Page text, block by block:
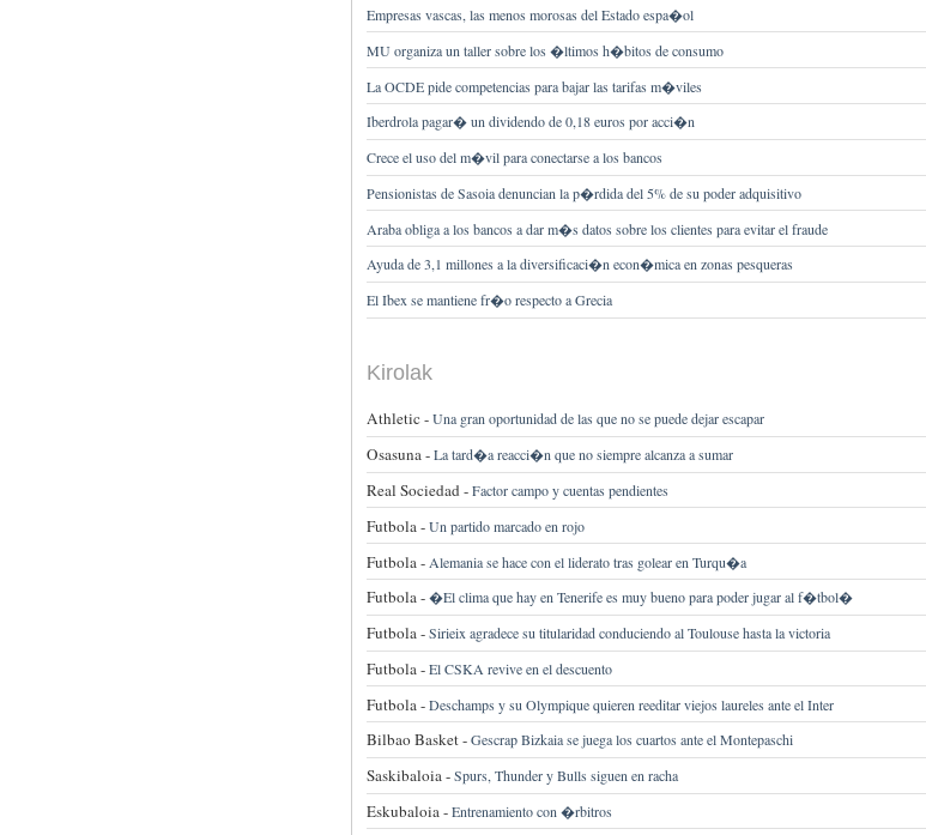
Empresas vascas, las menos morosas del Estado espa�ol
MU organiza un taller sobre los �ltimos h�bitos de consumo
La OCDE pide competencias para bajar las tarifas m�viles
Iberdrola pagar� un dividendo de 0,18 euros por acci�n
Crece el uso del m�vil para conectarse a los bancos
Pensionistas de Sasoia denuncian la p�rdida del 5% de su poder adquisitivo
Araba obliga a los bancos a dar m�s datos sobre los clientes para evitar el fraude
Ayuda de 3,1 millones a la diversificaci�n econ�mica en zonas pesqueras
El Ibex se mantiene fr�o respecto a Grecia
Kirolak
Athletic -Una gran oportunidad de las que no se puede dejar escapar
Osasuna -La tard�a reacci�n que no siempre alcanza a sumar
Real Sociedad -Factor campo y cuentas pendientes
Futbola -Un partido marcado en rojo
Futbola - Alemania se hace con el liderato tras golear en Turqu�a
Futbola -�El clima que hay en Tenerife es muy bueno para poder jugar al f�tbol�
Futbola -Sirieix agradece su titularidad conduciendo al Toulouse hasta la victoria
Futbola -El CSKA revive en el descuento
Futbola -Deschamps y su Olympique quieren reeditar viejos laureles ante el Inter
Bilbao Basket -Gescrap Bizkaia se juega los cuartos ante el Montepaschi
Saskibaloia -Spurs, Thunder y Bulls siguen en racha
Eskubaloia -Entrenamiento con �rbitros